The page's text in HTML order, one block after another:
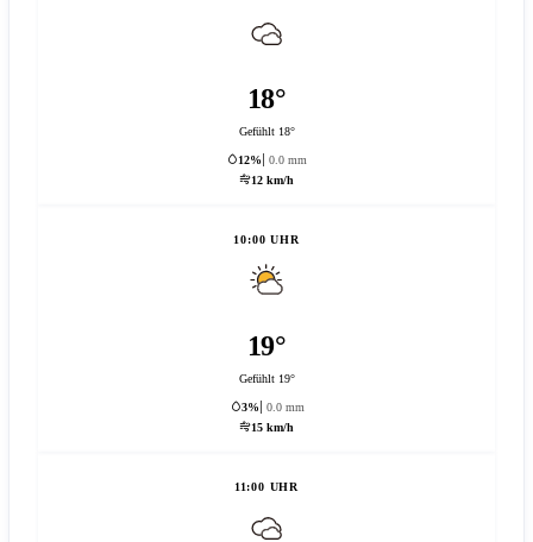
18°
Gefühlt 18°
12%
0.0 mm
12 km/h
10:00 UHR
19°
Gefühlt 19°
3%
0.0 mm
15 km/h
11:00 UHR